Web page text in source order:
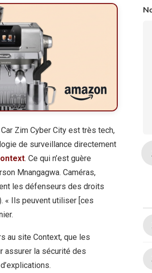
Zim Cyber City est très tech,
de surveillance directement
. Ce qui n’est guère
Mnangagwa. Caméras,
les défenseurs des droits
« Ils peuvent utiliser [ces
au site Context, que les
assurer la sécurité des